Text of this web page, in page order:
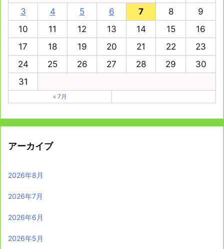
3
4 5 6 7 8
9
10
11 12 13 14 15
16
17
18 19 20 21 22
23
24
25 26 27 28 29
30
31
« 7月
アーカイブ
2026年8月
2026年7月
2026年6月
2026年5月